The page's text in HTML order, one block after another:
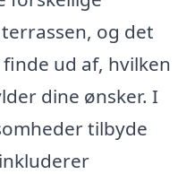
og det
ud af, hvilken
dine ønsker. I
tilbyde